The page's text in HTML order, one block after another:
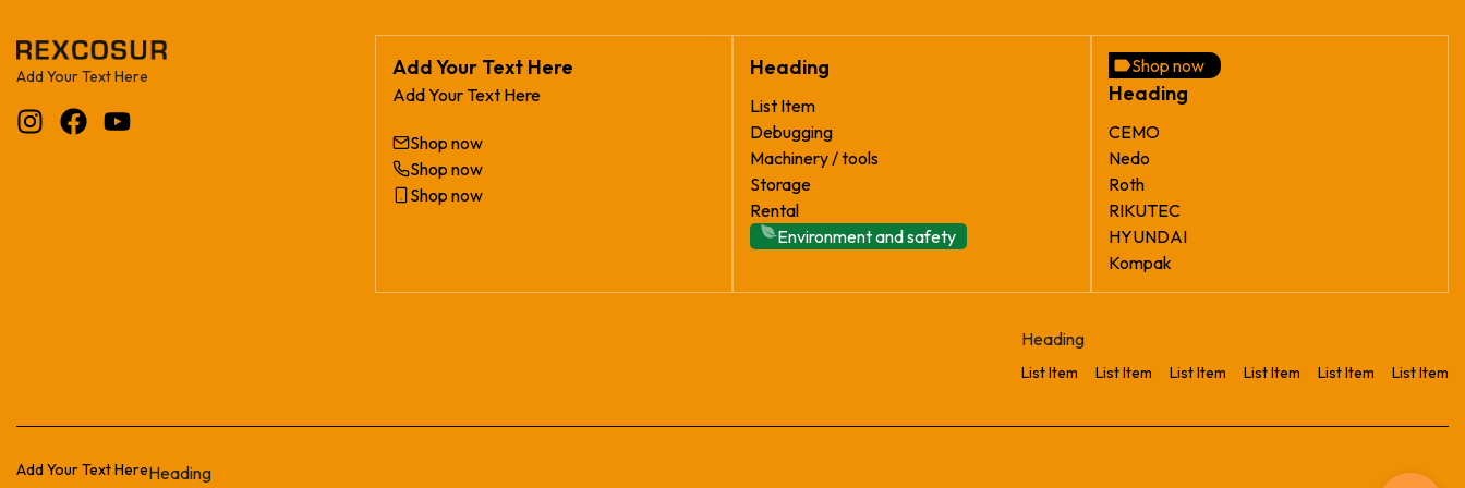
Add Your Text Here Add Your Text Here
Add Your Text Here
Shop now
Shop now
Shop now
Heading
List Item
Debugging
Machinery / tools
Storage
Rental
Environment and safety
Shop now
Heading
CEMO
Nedo
Roth
RIKUTEC
HYUNDAI
Kompak
Heading
List Item List Item List Item List Item List Item List Item
Add Your Text HereHeading